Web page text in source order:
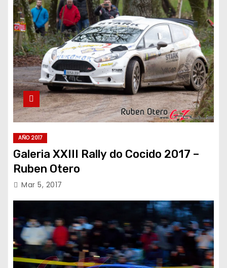
AÑO 2017
Galeria XXIII Rally do Cocido 2017 –
Ruben Otero
Mar 5, 2017